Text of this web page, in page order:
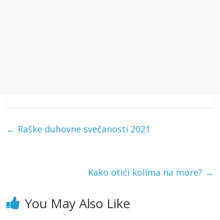
← Raške duhovne svečanosti 2021
Kako otići kolima na more? →
You May Also Like